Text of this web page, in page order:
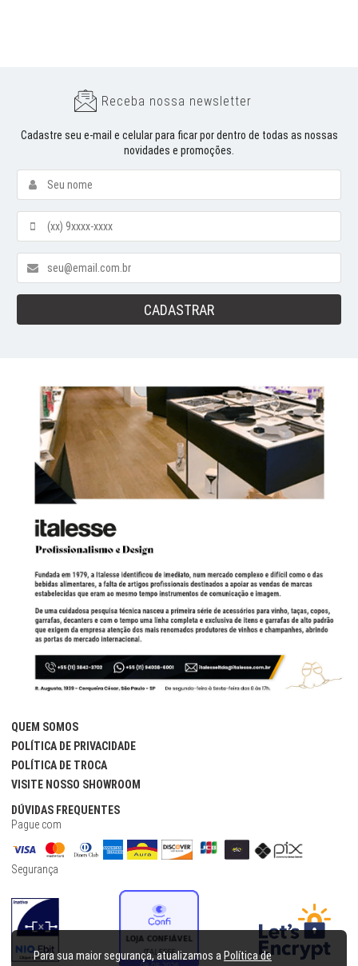
Para sua maior segurança, atualizamos a Política de
Receba nossa newsletter
Cadastre seu e-mail e celular para ficar por dentro de todas as nossas
novidades e promoções.
CADASTRAR
QUEM SOMOS
POLÍTICA DE PRIVACIDADE
POLÍTICA DE TROCA
VISITE NOSSO SHOWROOM
DÚVIDAS FREQUENTES
Pague com
Segurança